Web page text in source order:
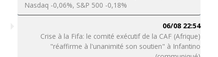
Nasdaq -0,06%, S&P 500 -0,18%
06/08 22:54
Crise à la Fifa: le comité exécutif de la CAF (Afrique)
"réaffirme à l'unanimité son soutien" à Infantino